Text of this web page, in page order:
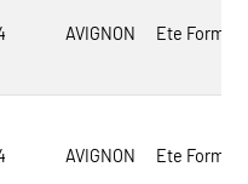
AVIGNON Ete
AVIGNON Ete